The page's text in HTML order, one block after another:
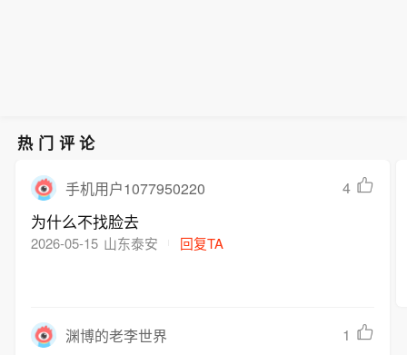
热门评论
手机用户1077950220 4
为什么不找脸去
2026-05-15 山东泰安 回复TA
渊博的老李世界 1